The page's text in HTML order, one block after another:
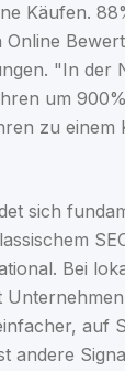
Käufen.
"In der
um
zu einem
sich
Bei
auf
andere